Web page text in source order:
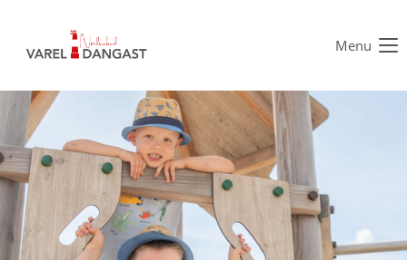
Der Eintrag "offcanvas-col1" existiert leider nicht.
Der Eintrag "offcanvas-col2" existiert leider nicht.
Der Eintrag "offcanvas-col3" existiert leider nicht.
Der Eintrag "offcanvas-col4" existiert leider nicht.
Menu